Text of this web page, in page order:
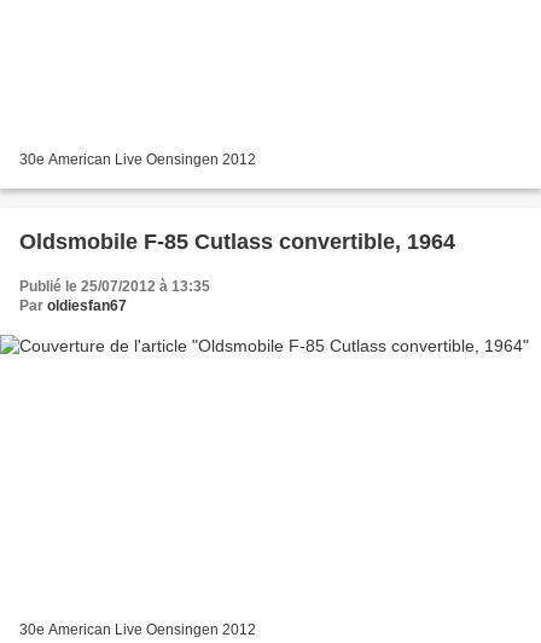
30e American Live Oensingen 2012
Oldsmobile F-85 Cutlass convertible, 1964
Publié le 25/07/2012 à 13:35
Par oldiesfan67
30e American Live Oensingen 2012